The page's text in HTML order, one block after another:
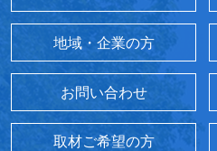
地域・企業の方
お問い合わせ
取材ご希望の方